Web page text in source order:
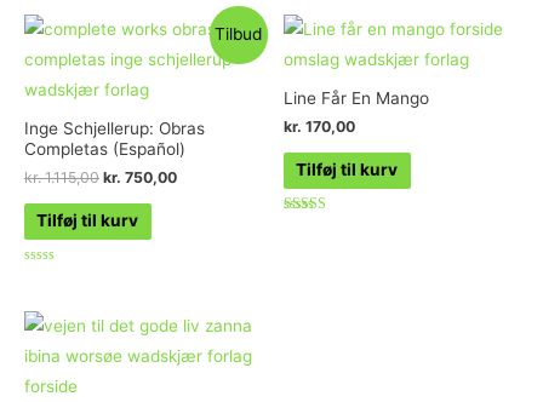
Tilbud
Inge Schjellerup: Obras
Completas (Español)
kr.1.115,00 kr. 750,00
Tilføj til kurv
af
5
Line Får En Mango
kr. 170,00
Tilføj til kurv